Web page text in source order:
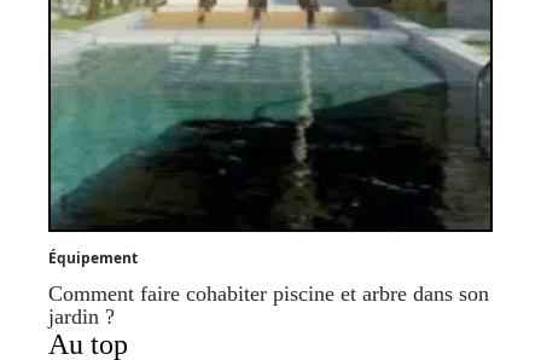
Équipement
Comment faire cohabiter piscine et arbre dans son
jardin ?
Au top